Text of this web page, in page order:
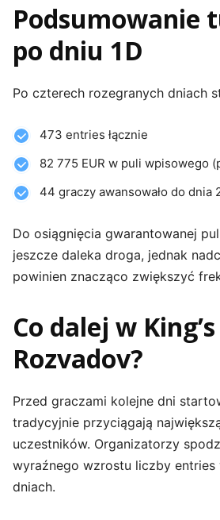
Podsumowanie
po dniu 1D
Po czterech rozegranych dniach
473 entries łącznie
82 775 EUR w puli wpisowego
44 graczy awansowało do dnia
Do osiągnięcia gwarantowanej
jeszcze daleka droga, jednak
powinien znacząco zwiększyć
Co dalej w
Rozvadov?
Przed graczami kolejne dni
tradycyjnie przyciągają
uczestników. Organizatorzy
wyraźnego wzrostu liczby entries
dniach.